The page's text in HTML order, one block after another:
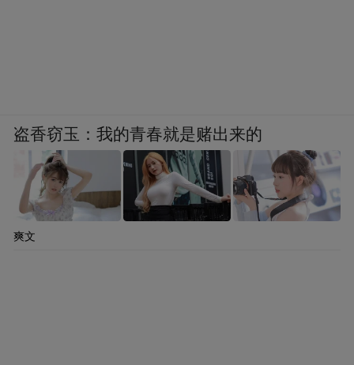
盗香窃玉：我的青春就是赌出来的
爽文